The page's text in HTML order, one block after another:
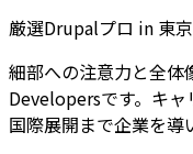
厳選Drupalプロ in 東
細部への注意力と全
Developersです。キ
国際展開まで企業を導